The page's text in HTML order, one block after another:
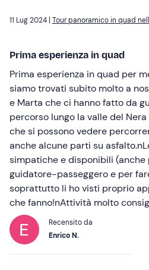
11 Lug 2024 | Tour panoramico in quad
Prima esperienza in quad
Prima esperienza in quad per
siamo trovati subito molto a
e Marta che ci hanno fatto da
percorso lungo la valle del
che si possono vedere
anche alcune parti su
simpatiche e disponibili
guidatore-passeggero e per
soprattutto li ho visti proprio
che fanno!nAttività molto
Recensito da
Enrico N.